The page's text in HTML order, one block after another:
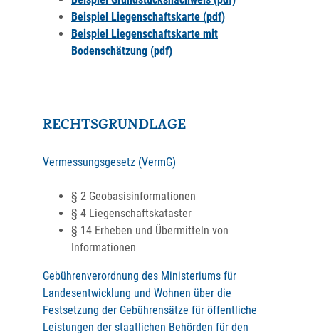
Beispiel Liegenschaftskarte (pdf)
Beispiel Liegenschaftskarte mit
Bodenschätzung (pdf)
RECHTSGRUNDLAGE
Vermessungsgesetz (VermG)
§ 2 Geobasisinformationen
§ 4 Liegenschaftskataster
§ 14 Erheben und Übermitteln von
Informationen
Gebührenverordnung des Ministeriums für
Landesentwicklung und Wohnen über die
Festsetzung der Gebührensätze für öffentliche
Leistungen der staatlichen Behörden für den